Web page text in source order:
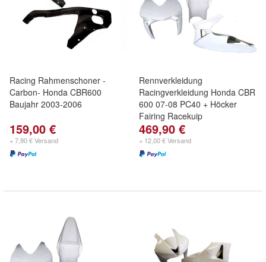
Racing Rahmenschoner -
Carbon- Honda CBR600
Baujahr 2003-2006
159,00 €
+ 7,90 € Versand
Rennverkleidung
Racingverkleidung Honda CBR
600 07-08 PC40 + Höcker
Fairing Racekuip
469,90 €
+ 12,00 € Versand